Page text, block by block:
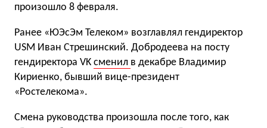
произошло 8 февраля.
Ранее «ЮЭсЭм Телеком» возглавлял гендиректор
USM Иван Стрешинский. Добродеева на посту
гендиректора VK сменил в декабре Владимир
Кириенко, бывший вице-президент
«Ростелекома».
Смена руководства произошла после того, как